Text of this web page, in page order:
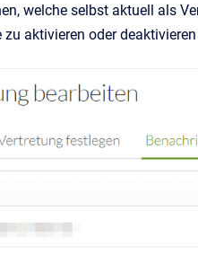
welche selbst aktuell als
aktivieren oder